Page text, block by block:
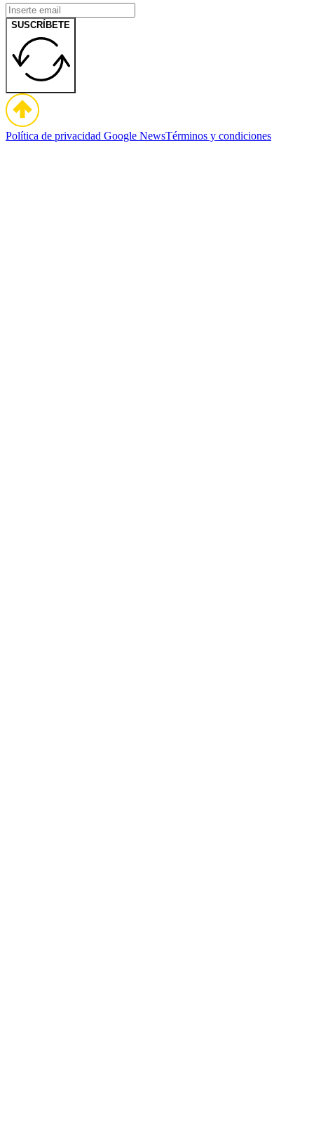
SUSCRÍBETE
Política de privacidad Google NewsTérminos y condiciones